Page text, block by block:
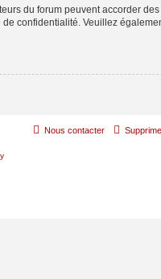
du forum peuvent accorder
confidentialité. Veuillez
Nous contacter